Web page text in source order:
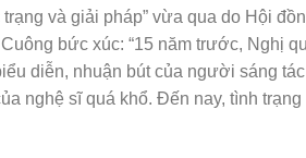
và giải pháp” vừa qua do Hội
bức xúc: “15 năm trước, Nghị
diễn, nhuận bút của người sáng
nghệ sĩ quá khổ. Đến nay, tình trạng